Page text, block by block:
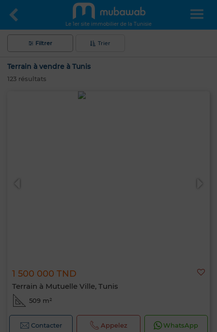
Le 1er site immobilier de la Tunisie
Filtrer Trier
Terrain à vendre à Tunis
123 résultats
1 500 000 TND
Terrain à Mutuelle Ville, Tunis
509 m²
Contacter Appelez WhatsApp